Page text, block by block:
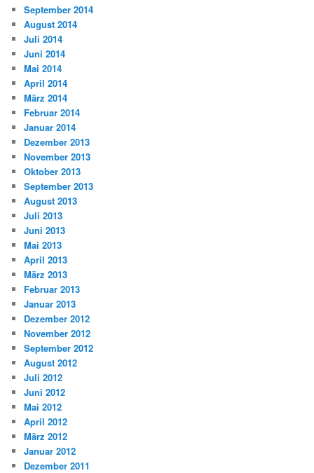
September 2014
August 2014
Juli 2014
Juni 2014
Mai 2014
April 2014
März 2014
Februar 2014
Januar 2014
Dezember 2013
November 2013
Oktober 2013
September 2013
August 2013
Juli 2013
Juni 2013
Mai 2013
April 2013
März 2013
Februar 2013
Januar 2013
Dezember 2012
November 2012
September 2012
August 2012
Juli 2012
Juni 2012
Mai 2012
April 2012
März 2012
Januar 2012
Dezember 2011